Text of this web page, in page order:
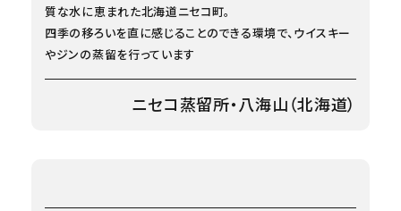
質な水に恵まれた北海道ニセコ町。
四季の移ろいを直に感じることのできる環境で、ウイスキー
やジンの蒸留を行っています
ニセコ蒸留所・八海山（北海道）